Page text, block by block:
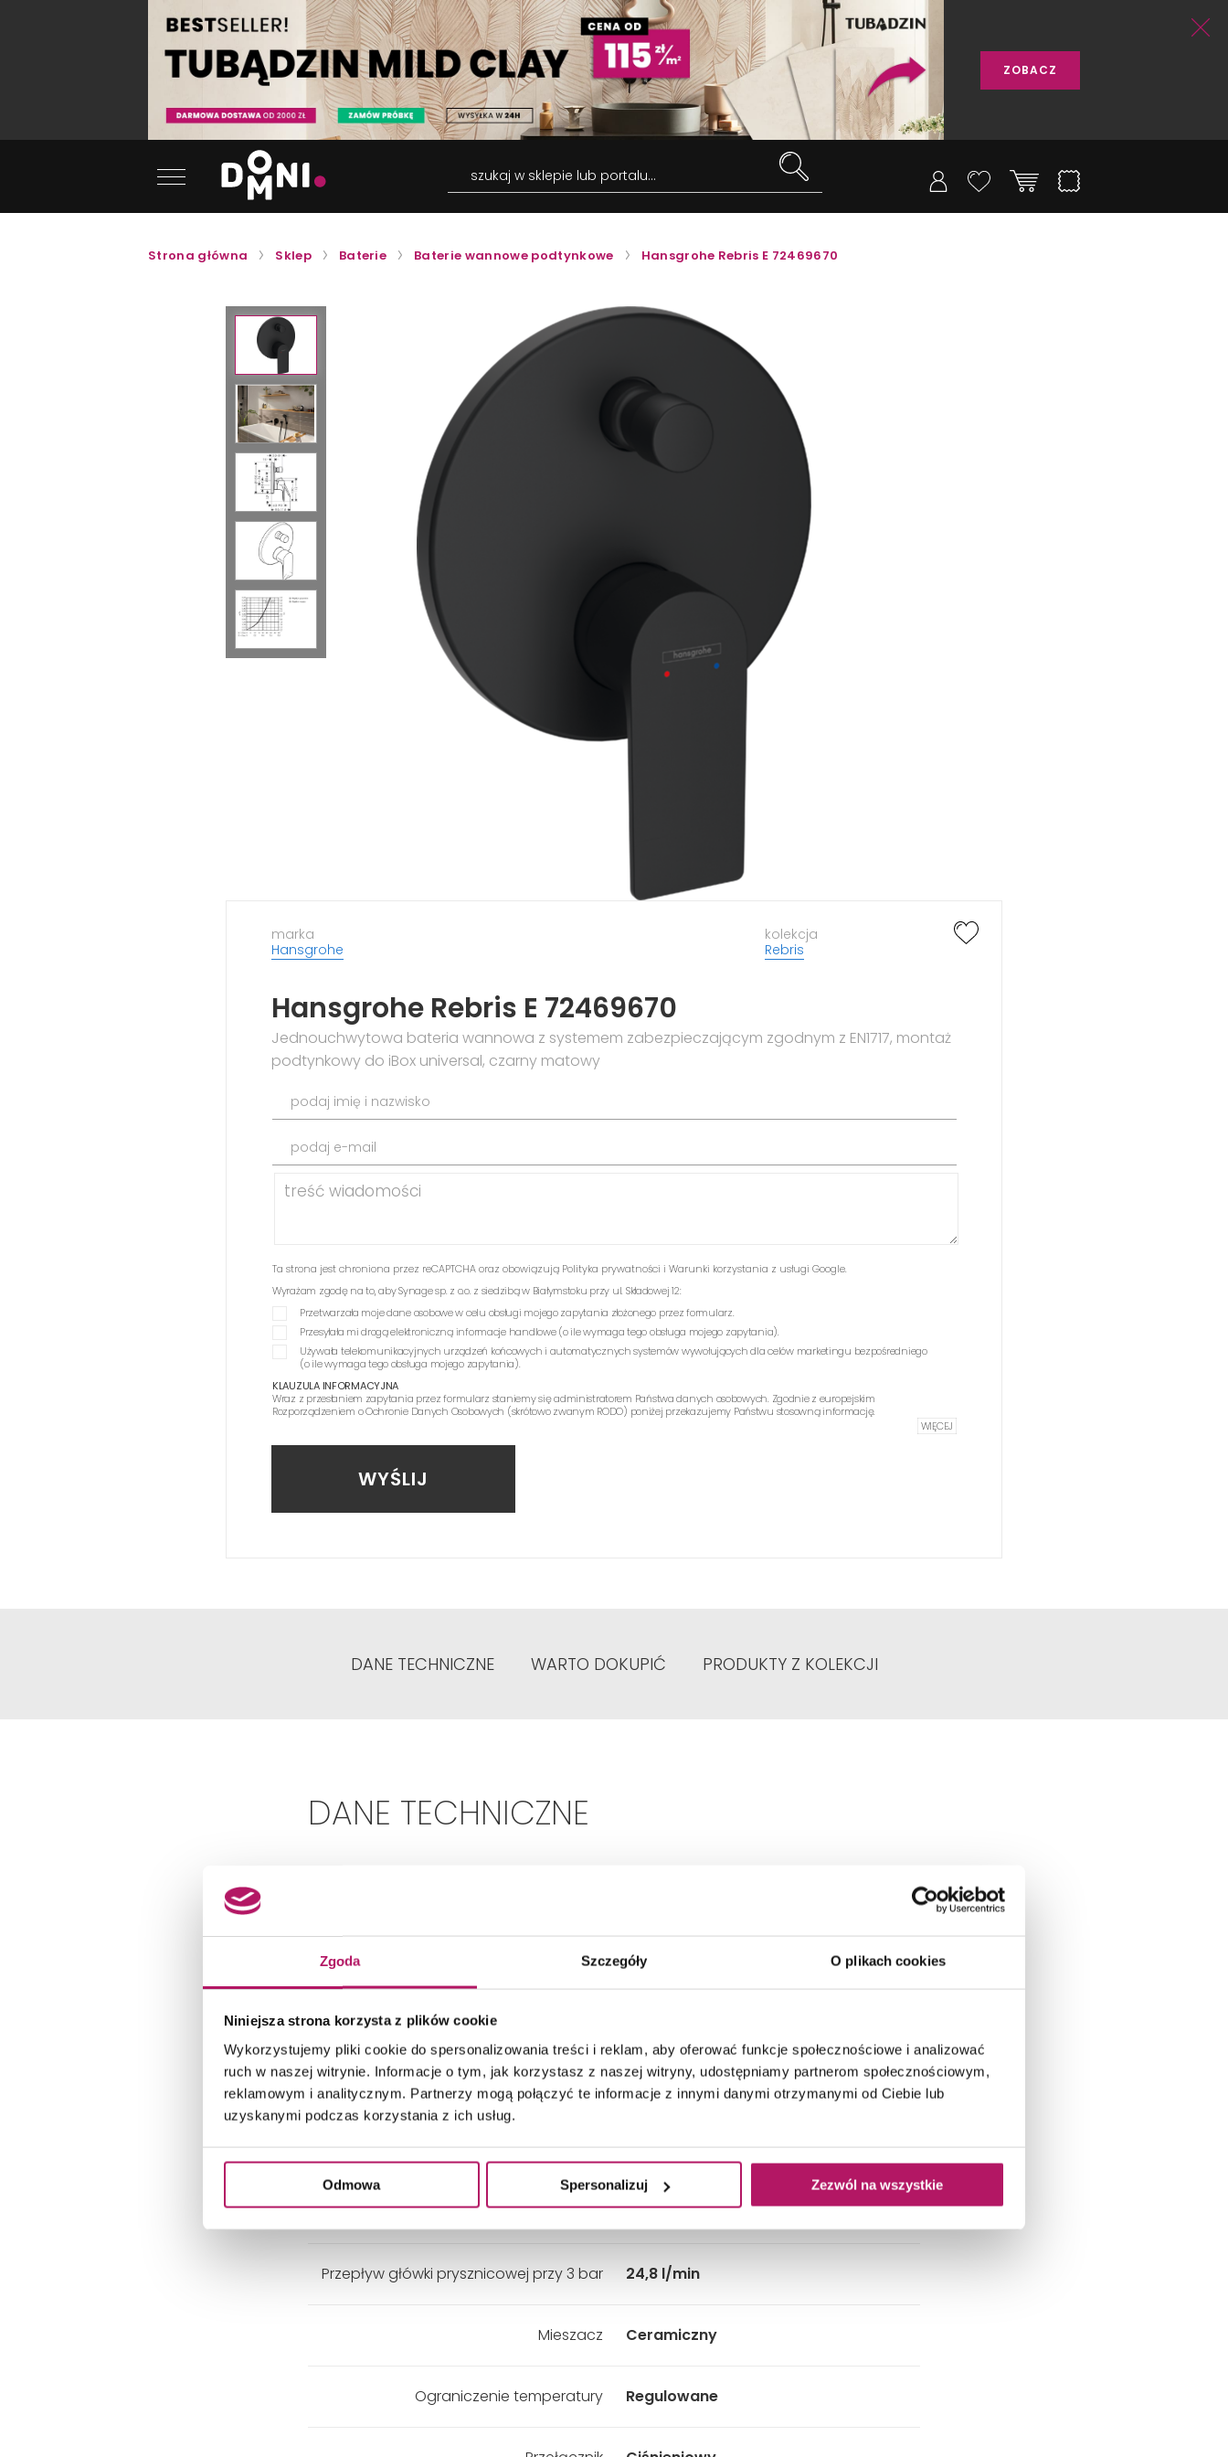
Zgoda Szczegóły O plikach cookies
Niniejsza strona korzysta z plików cookie
Wykorzystujemy pliki cookie do spersonalizowania treści i reklam, aby oferować funkcje społecznościowe i analizować
ruch w naszej witrynie. Informacje o tym, jak korzystasz z naszej witryny, udostępniamy partnerom społecznościowym,
reklamowym i analitycznym. Partnerzy mogą połączyć te informacje z innymi danymi otrzymanymi od Ciebie lub
uzyskanymi podczas korzystania z ich usług.
Odmowa Spersonalizuj Zezwól na wszystkie
ZOBACZ
szukaj w sklepie lub portalu...
Strona główna Sklep Baterie Baterie wannowe podtynkowe Hansgrohe Rebris E 72469670
marka
Hansgrohe
kolekcja
Rebris
Hansgrohe Rebris E 72469670
Jednouchwytowa bateria wannowa z systemem zabezpieczającym zgodnym z EN1717, montaż
podtynkowy do iBox universal, czarny matowy
podaj imię i nazwisko
podaj e-mail
Ta strona jest chroniona przez reCAPTCHA oraz obowiązują Polityka prywatności i Warunki korzystania z usługi Google.
Wyrażam zgodę na to, aby Synage sp. z o.o. z siedzibą w Białymstoku przy ul. Składowej 12:
Przetwarzała moje dane osobowe w celu obsługi mojego zapytania złożonego przez formularz.
Przesyłała mi drogą elektroniczną informacje handlowe (o ile wymaga tego obsługa mojego zapytania).
Używała telekomunikacyjnych urządzeń końcowych i automatycznych systemów wywołujących dla celów marketingu bezpośredniego
(o ile wymaga tego obsługa mojego zapytania).
KLAUZULA INFORMACYJNA
Wraz z przesłaniem zapytania przez formularz staniemy się administratorem Państwa danych osobowych. Zgodnie z europejskim
Rozporządzeniem o Ochronie Danych Osobowych (skrótowo zwanym RODO) poniżej przekazujemy Państwu stosowną informację.
WIĘCEJ
WYŚLIJ
DANE TECHNICZNE WARTO DOKUPIĆ PRODUKTY Z KOLEKCJI
DANE TECHNICZNE
Rodzaj: Zwykła
Zestaw natryskowy: Nie
Przepływ max. przy 3 bar 25,6 l/min
Przepływ wylewki wannowej przy 3 bar 25,6 l/min
Przepływ główki prysznicowej przy 3 bar 24,8 l/min
Mieszacz Ceramiczny
Ograniczenie temperatury Regulowane